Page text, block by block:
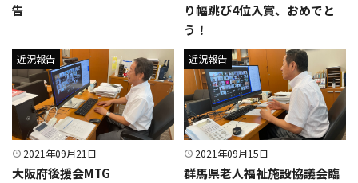
告
り幅跳び4位入賞、おめでと
う！
2021年09月21日
大阪府後援会MTG
近況報告
2021年09月15日
群馬県老人福祉施設協議会臨
近況報告